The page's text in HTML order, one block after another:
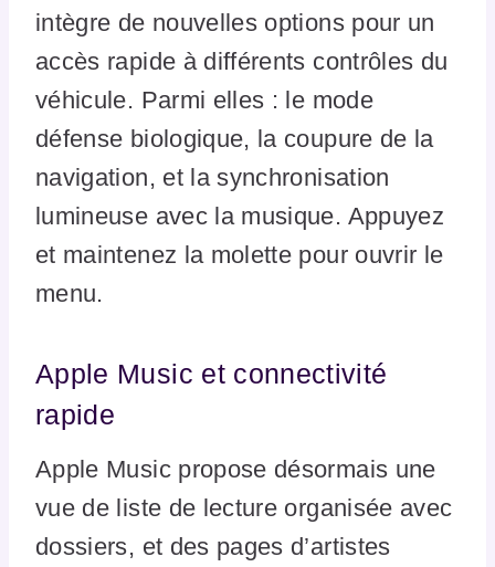
intègre de nouvelles options pour un
accès rapide à différents contrôles du
véhicule. Parmi elles : le mode
défense biologique, la coupure de la
navigation, et la synchronisation
lumineuse avec la musique. Appuyez
et maintenez la molette pour ouvrir le
menu.
Apple Music et connectivité
rapide
Apple Music propose désormais une
vue de liste de lecture organisée avec
dossiers, et des pages d’artistes